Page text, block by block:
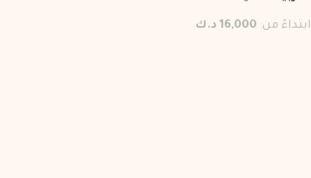
ابتداءً من: 16,000 د.ك